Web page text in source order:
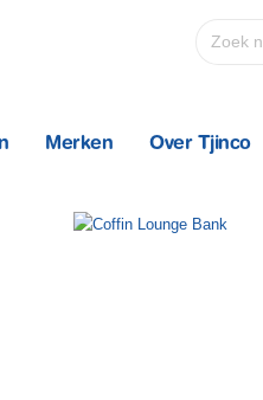
Merken Over Tjinco